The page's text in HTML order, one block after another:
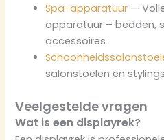
Spa-apparatuur —
apparatuur – bedden,
accessoires
salonstoelen en
Veelgestelde vragen
Wat is een displayrek?